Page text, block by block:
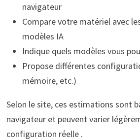
navigateur
Compare votre matériel avec
modèles IA
Indique quels modèles vous
Propose différentes
mémoire, etc.)
Selon le site, ces estimations sont
navigateur et peuvent varier
configuration réelle .